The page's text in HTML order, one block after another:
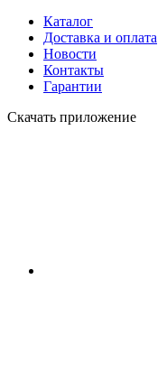
Каталог
Доставка и оплата
Новости
Контакты
Гарантии
Скачать приложение